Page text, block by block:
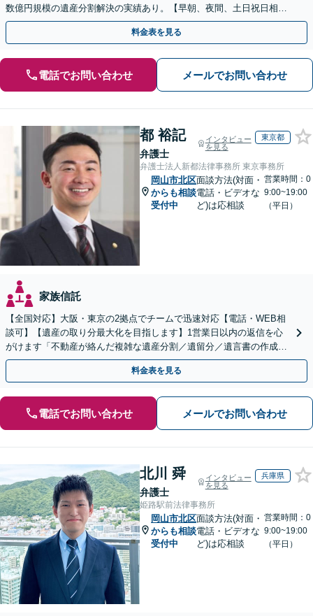
数億円規模の遺産分割解決の実績あり。【早朝、夜間、土日祝日相談
対応】【カード払い可】
料金表を見る
電話でお問い合わせ メールでお問い合わせ
都 裕記
弁護士
インタビュー
を見る
東京都
弁護士法人新都法律事務所 東京事務所
岡山市北区
からも相談
受付中
面談方法(対面・
電話・ビデオな
ど)は応相談
営業時間：0
9:00~19:00
（平日）
家族信託
【全国対応】大阪・東京の2拠点でチームで迅速対応【電話・WEB相
談可】【遺産の取り分最大化を目指します】1営業日以内の返信を心
がけます「不動産が絡んだ複雑な遺産分割／遺留分／遺言書の作成・
執行／事業承継など、お任せください」【休日相談あり】
料金表を見る
電話でお問い合わせ メールでお問い合わせ
北川 舜
弁護士
インタビュー
を見る
兵庫県
姫路駅前法律事務所
岡山市北区
からも相談
受付中
面談方法(対面・
電話・ビデオな
ど)は応相談
営業時間：0
9:00~19:00
（平日）